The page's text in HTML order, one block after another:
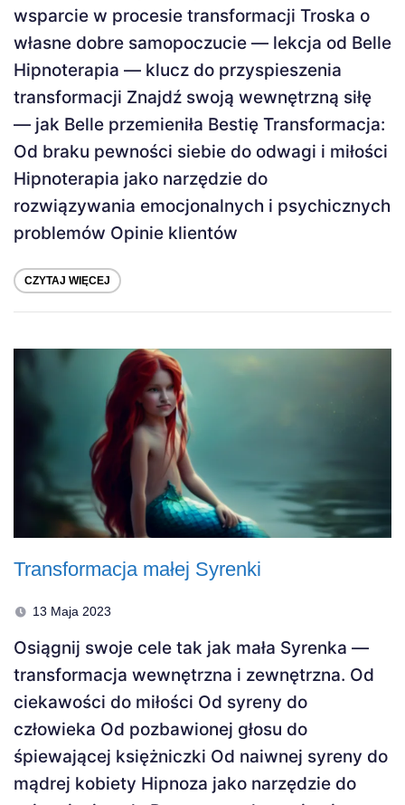
wsparcie w procesie transformacji Troska o
własne dobre samopoczucie — lekcja od Belle
Hipnoterapia — klucz do przyspieszenia
transformacji Znajdź swoją wewnętrzną siłę
— jak Belle przemieniła Bestię Transformacja:
Od braku pewności siebie do odwagi i miłości
Hipnoterapia jako narzędzie do
rozwiązywania emocjonalnych i psychicznych
problemów Opinie klientów
CZYTAJ WIĘCEJ
Transformacja małej Syrenki
13 Maja 2023
Osiągnij swoje cele tak jak mała Syrenka —
transformacja wewnętrzna i zewnętrzna. Od
ciekawości do miłości Od syreny do
człowieka Od pozbawionej głosu do
śpiewającej księżniczki Od naiwnej syreny do
mądrej kobiety Hipnoza jako narzędzie do